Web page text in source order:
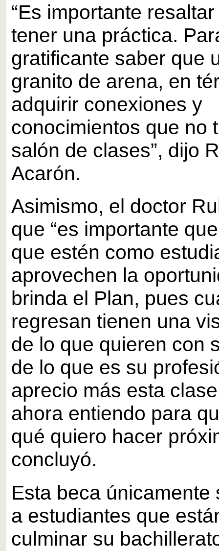
“Es importante
tener una práctica.
gratificante saber que
granito de arena, en
adquirir conexiones y
conocimientos que no
salón de clases”, dijo
Acarón.
Asimismo, el doctor
que “es importante
que estén como
aprovechen la
brinda el Plan, pues
regresan tienen una
de lo que quieren con
de lo que es su
aprecio más esta
ahora entiendo para
qué quiero hacer
concluyó.
Esta beca únicamente
a estudiantes que
culminar su